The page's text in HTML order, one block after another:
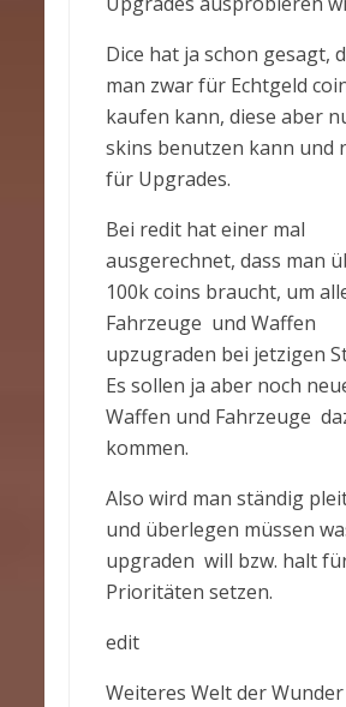
Dice hat ja schon gesagt,
man zwar für Echtgeld
kaufen kann, diese aber
skins benutzen kann und
für Upgrades.
Bei redit hat einer mal
ausgerechnet, dass man
100k coins braucht, um
Fahrzeuge und Waffen
upzugraden bei jetzigen
Es sollen ja aber noch
Waffen und Fahrzeuge
kommen.
Also wird man ständig
und überlegen müssen
upgraden will bzw. halt
Prioritäten setzen.
edit
Weiteres Welt der